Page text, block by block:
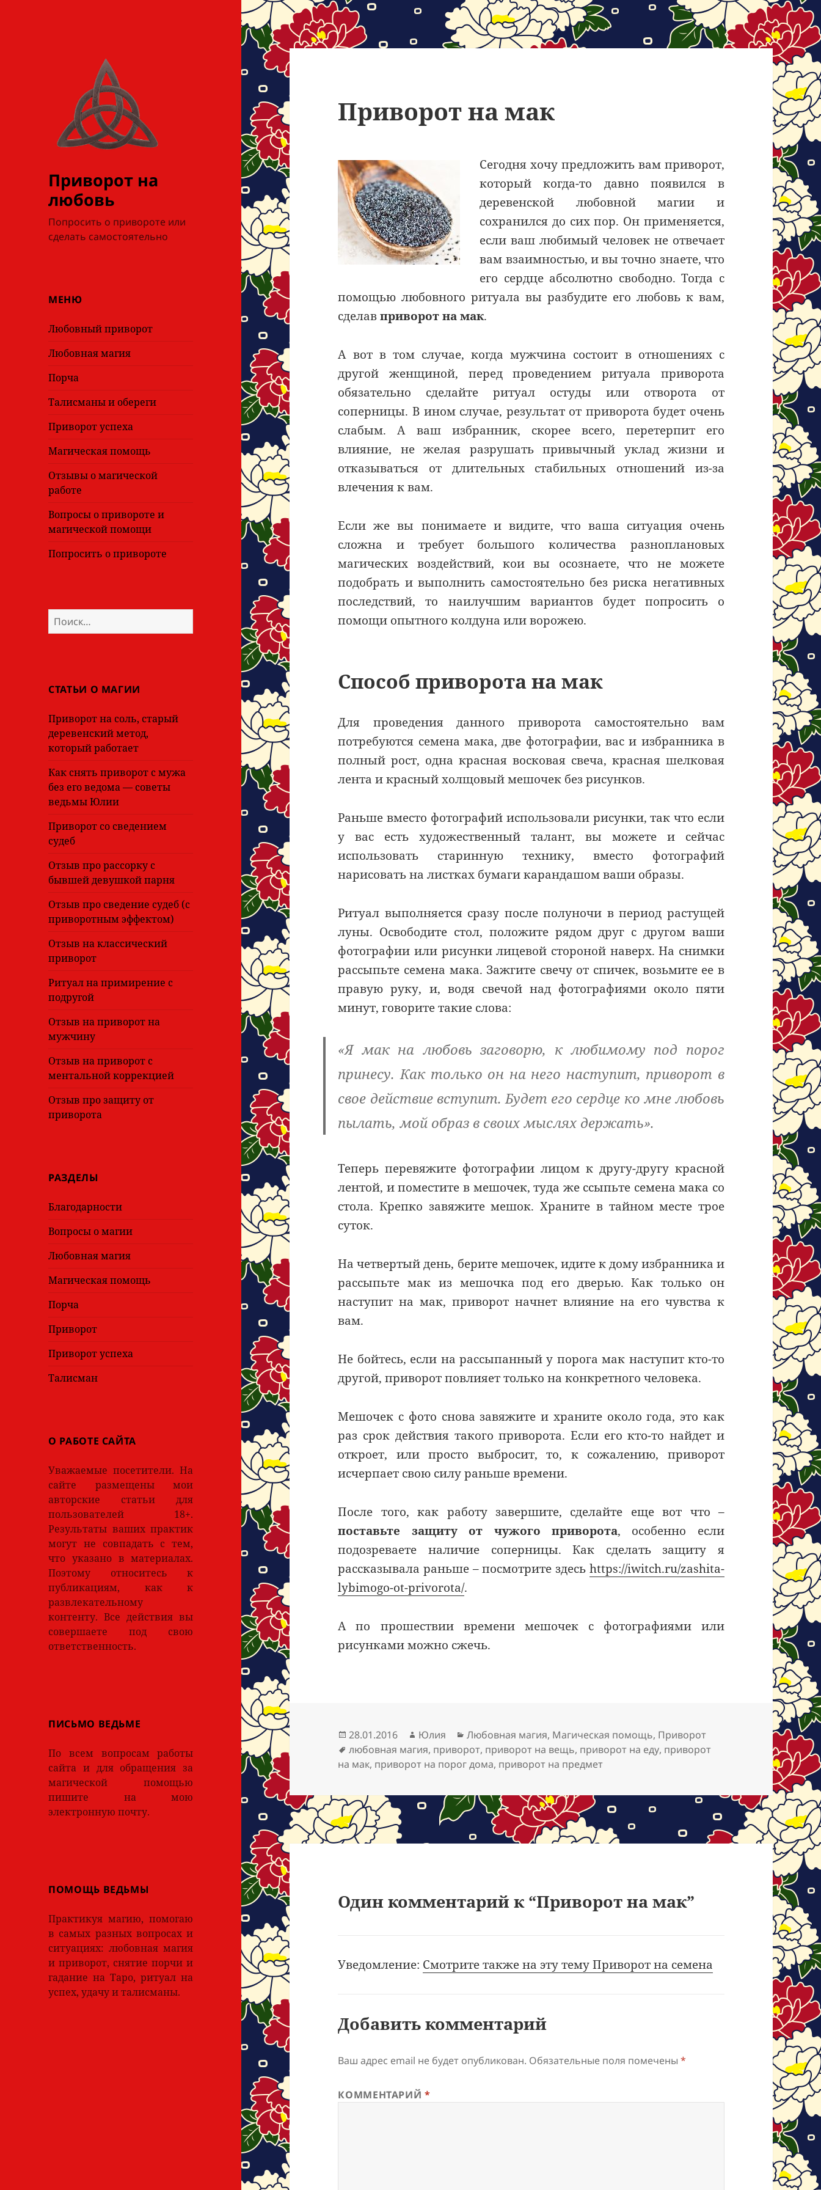
Приворот на
любовь
Попросить о привороте или
сделать самостоятельно
МЕНЮ
Любовный приворот
Любовная магия
Порча
Талисманы и обереги
Приворот успеха
Магическая помощь
Отзывы о магической
работе
Вопросы о привороте и
магической помощи
Попросить о привороте
Найти:
СТАТЬИ О МАГИИ
Приворот на соль, старый
деревенский метод,
который работает
Как снять приворот с мужа
без его ведома — советы
ведьмы Юлии
Приворот со сведением
судеб
Отзыв про рассорку с
бывшей девушкой парня
Отзыв про сведение судеб (с
приворотным эффектом)
Отзыв на классический
приворот
Ритуал на примирение с
подругой
Отзыв на приворот на
мужчину
Отзыв на приворот с
ментальной коррекцией
Отзыв про защиту от
приворота
РАЗДЕЛЫ
Благодарности
Вопросы о магии
Любовная магия
Магическая помощь
Порча
Приворот
Приворот успеха
Талисман
О РАБОТЕ САЙТА
Уважаемые посетители. На
сайте размещены мои
авторские статьи для
пользователей 18+.
Результаты ваших практик
могут не совпадать с тем,
что указано в материалах.
Поэтому относитесь к
публикациям, как к
развлекательному
контенту. Все действия вы
совершаете под свою
ответственность.
ПИСЬМО ВЕДЬМЕ
По всем вопросам работы
сайта и для обращения за
магической помощью
пишите на мою
электронную почту.
ПОМОЩЬ ВЕДЬМЫ
Практикуя магию, помогаю
в самых разных вопросах и
ситуациях: любовная магия
и приворот, снятие порчи и
гадание на Таро, ритуал на
успех, удачу и талисманы.
Приворот на мак
Сегодня хочу предложить вам приворот,
который когда-то давно появился в
деревенской любовной магии и
сохранился до сих пор. Он применяется,
если ваш любимый человек не отвечает
вам взаимностью, и вы точно знаете, что
его сердце абсолютно свободно. Тогда с
помощью любовного ритуала вы разбудите его любовь к вам,
сделавприворот на мак.
А вот в том случае, когда мужчина состоит в отношениях с
другой женщиной, перед проведением ритуала приворота
обязательно сделайте ритуал остуды или отворота от
соперницы. В ином случае, результат от приворота будет очень
слабым. А ваш избранник, скорее всего, перетерпит его
влияние, не желая разрушать привычный уклад жизни и
отказываться от длительных стабильных отношений из-за
влечения к вам.
Если же вы понимаете и видите, что ваша ситуация очень
сложна и требует большого количества разноплановых
магических воздействий, кои вы осознаете, что не можете
подобрать и выполнить самостоятельно без риска негативных
последствий, то наилучшим вариантов будет попросить о
помощи опытного колдуна или ворожею.
Способ приворота на мак
Для проведения данного приворота самостоятельно вам
потребуются семена мака, две фотографии, вас и избранника в
полный рост, одна красная восковая свеча, красная шелковая
лента и красный холщовый мешочек без рисунков.
Раньше вместо фотографий использовали рисунки, так что если
у вас есть художественный талант, вы можете и сейчас
использовать старинную технику, вместо фотографий
нарисовать на листках бумаги карандашом ваши образы.
Ритуал выполняется сразу после полуночи в период растущей
луны. Освободите стол, положите рядом друг с другом ваши
фотографии или рисунки лицевой стороной наверх. На снимки
рассыпьте семена мака. Зажгите свечу от спичек, возьмите ее в
правую руку, и, водя свечой над фотографиями около пяти
минут, говорите такие слова:
«Я мак на любовь заговорю, к любимому под порог
принесу. Как только он на него наступит, приворот в
свое действие вступит. Будет его сердце ко мне любовь
пылать, мой образ в своих мыслях держать».
Теперь перевяжите фотографии лицом к другу-другу красной
лентой, и поместите в мешочек, туда же ссыпьте семена мака со
стола. Крепко завяжите мешок. Храните в тайном месте трое
суток.
На четвертый день, берите мешочек, идите к дому избранника и
рассыпьте мак из мешочка под его дверью. Как только он
наступит на мак, приворот начнет влияние на его чувства к
вам.
Не бойтесь, если на рассыпанный у порога мак наступит кто-то
другой, приворот повлияет только на конкретного человека.
Мешочек с фото снова завяжите и храните около года, это как
раз срок действия такого приворота. Если его кто-то найдет и
откроет, или просто выбросит, то, к сожалению, приворот
исчерпает свою силу раньше времени.
После того, как работу завершите, сделайте еще вот что –
поставьте защиту от чужого приворота, особенно если
подозреваете наличие соперницы. Как сделать защиту я
рассказывала раньше – посмотрите здесь https://iwitch.ru/zashita-
lybimogo-ot-privorota/.
А по прошествии времени мешочек с фотографиями или
рисунками можно сжечь.
Опубликовано
28.01.2016 Автор
Юлия Рубрики
Любовная магия, Магическая помощь, Приворот
Метки
любовная магия, приворот, приворот на вещь, приворот на еду, приворот
на мак, приворот на порог дома, приворот на предмет
Один комментарий к “Приворот на мак”
Уведомление: Смотрите также на эту тему Приворот на семена
Добавить комментарий
Ваш адрес email не будет опубликован. Обязательные поля помечены*
КОММЕНТАРИЙ*